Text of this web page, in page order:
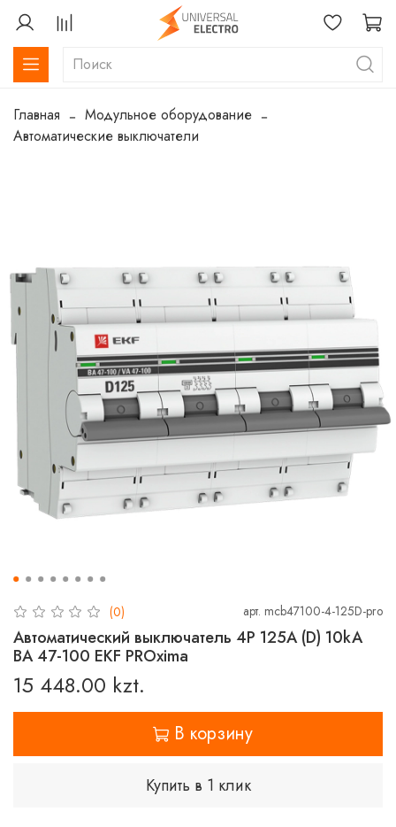
Главная
Модульное оборудование
Автоматические выключатели
(0) арт. mcb47100-4-125D-pro
Автоматический выключатель 4P 125А (D) 10kA
ВА 47-100 EKF PROxima
15 448.00 kzt.
В корзину
Купить в 1 клик